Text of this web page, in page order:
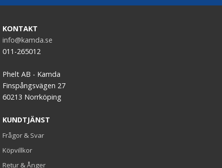
KONTAKT
info@kamda.se
011-265012
Phelt AB - Kamda
Finspångsvägen 27
60213 Norrköping
KUNDTJÄNST
Frågor & Svar
Köpvillkor
Retur & Ånger